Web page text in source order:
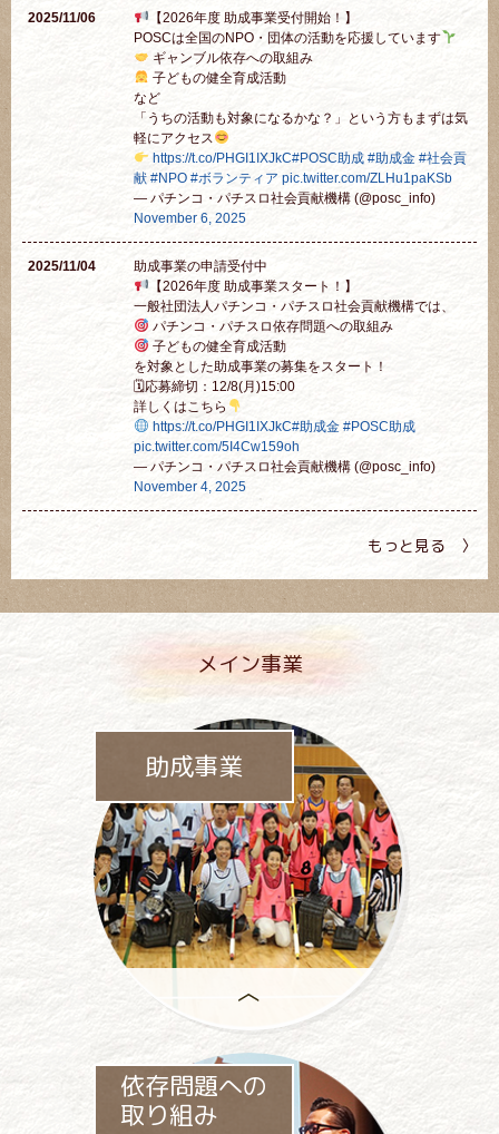
2025/11/06
【2026年度 助成事業受付開始！】
POSCは全国のNPO・団体の活動を応援しています
ギャンブル依存への取組み
子どもの健全育成活動
など
「うちの活動も対象になるかな？」という方もまずは気
軽にアクセス
https://t.co/PHGI1IXJkC#POSC助成 #助成金 #社会貢
献 #NPO #ボランティア pic.twitter.com/ZLHu1paKSb
— パチンコ・パチスロ社会貢献機構 (@posc_info)
November 6, 2025
2025/11/04
助成事業の申請受付中
【2026年度 助成事業スタート！】
一般社団法人パチンコ・パチスロ社会貢献機構では、
パチンコ・パチスロ依存問題への取組み
子どもの健全育成活動
を対象とした助成事業の募集をスタート！
🗓応募締切：12/8(月)15:00
詳しくはこちら
https://t.co/PHGI1IXJkC#助成金 #POSC助成
pic.twitter.com/5I4Cw159oh
— パチンコ・パチスロ社会貢献機構 (@posc_info)
November 4, 2025
もっと見る 〉
メイン事業
助成事業
助成事業は、
一般社団法人パチンコパチスロ
社会貢献機構の
依存問題への
取り組み